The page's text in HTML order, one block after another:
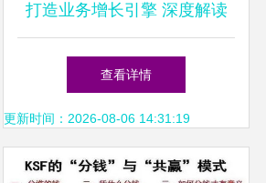
打造业务增长引擎 深度解读
销售业务营销文本词云
查看详情
更新时间：2026-08-06 14:31:19